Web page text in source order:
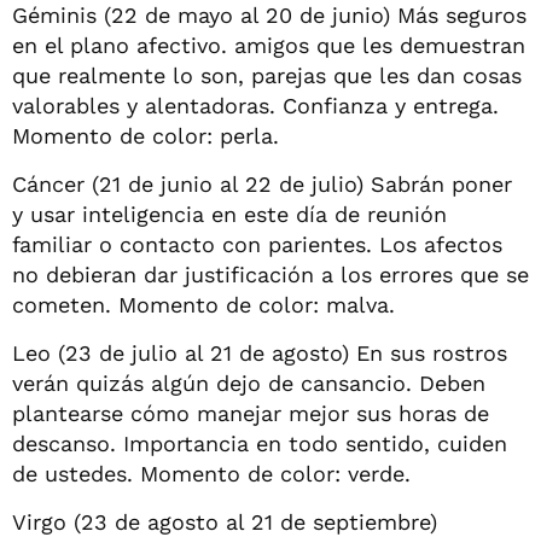
Géminis (22 de mayo al 20 de junio) Más seguros
en el plano afectivo. amigos que les demuestran
que realmente lo son, parejas que les dan cosas
valorables y alentadoras. Confianza y entrega.
Momento de color: perla.
Cáncer (21 de junio al 22 de julio) Sabrán poner
y usar inteligencia en este día de reunión
familiar o contacto con parientes. Los afectos
no debieran dar justificación a los errores que se
cometen. Momento de color: malva.
Leo (23 de julio al 21 de agosto) En sus rostros
verán quizás algún dejo de cansancio. Deben
plantearse cómo manejar mejor sus horas de
descanso. Importancia en todo sentido, cuiden
de ustedes. Momento de color: verde.
Virgo (23 de agosto al 21 de septiembre)